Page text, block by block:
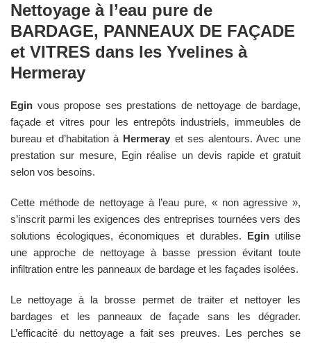
Nettoyage à l’eau pure de
BARDAGE, PANNEAUX DE FAÇADE
et VITRES dans les Yvelines à
Hermeray
Egin vous propose ses prestations de nettoyage de bardage,
façade et vitres pour les entrepôts industriels, immeubles de
bureau et d’habitation à Hermeray et ses alentours. Avec une
prestation sur mesure, Egin réalise un devis rapide et gratuit
selon vos besoins.
Cette méthode de nettoyage à l’eau pure, « non agressive »,
s’inscrit parmi les exigences des entreprises tournées vers des
solutions écologiques, économiques et durables. Eginutilise
une approche de nettoyage à basse pression évitant toute
infiltration entre les panneaux de bardage et les façades isolées.
Le nettoyage à la brosse permet de traiter et nettoyer les
bardages et les panneaux de façade sans les dégrader.
L’efficacité du nettoyage a fait ses preuves. Les perches se